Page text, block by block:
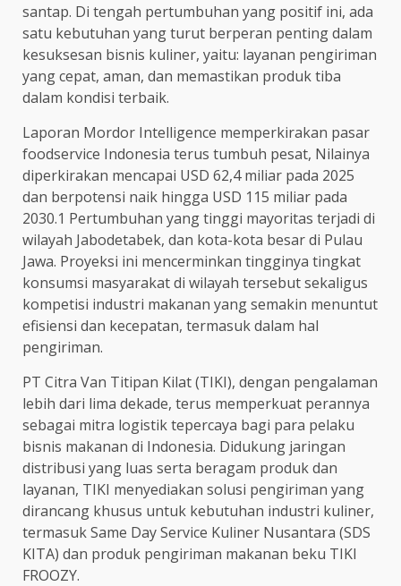
santap. Di tengah pertumbuhan yang positif ini, ada
satu kebutuhan yang turut berperan penting dalam
kesuksesan bisnis kuliner, yaitu: layanan pengiriman
yang cepat, aman, dan memastikan produk tiba
dalam kondisi terbaik.
Laporan Mordor Intelligence memperkirakan pasar
foodservice Indonesia terus tumbuh pesat, Nilainya
diperkirakan mencapai USD 62,4 miliar pada 2025
dan berpotensi naik hingga USD 115 miliar pada
2030.1 Pertumbuhan yang tinggi mayoritas terjadi di
wilayah Jabodetabek, dan kota-kota besar di Pulau
Jawa. Proyeksi ini mencerminkan tingginya tingkat
konsumsi masyarakat di wilayah tersebut sekaligus
kompetisi industri makanan yang semakin menuntut
efisiensi dan kecepatan, termasuk dalam hal
pengiriman.
PT Citra Van Titipan Kilat (TIKI), dengan pengalaman
lebih dari lima dekade, terus memperkuat perannya
sebagai mitra logistik tepercaya bagi para pelaku
bisnis makanan di Indonesia. Didukung jaringan
distribusi yang luas serta beragam produk dan
layanan, TIKI menyediakan solusi pengiriman yang
dirancang khusus untuk kebutuhan industri kuliner,
termasuk Same Day Service Kuliner Nusantara (SDS
KITA) dan produk pengiriman makanan beku TIKI
FROOZY.